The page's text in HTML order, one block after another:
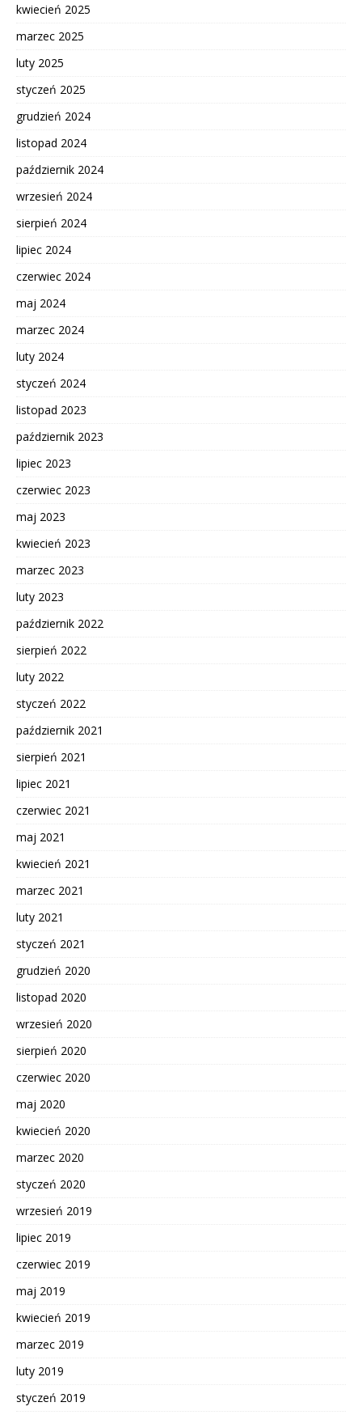
kwiecień 2025
marzec 2025
luty 2025
styczeń 2025
grudzień 2024
listopad 2024
październik 2024
wrzesień 2024
sierpień 2024
lipiec 2024
czerwiec 2024
maj 2024
marzec 2024
luty 2024
styczeń 2024
listopad 2023
październik 2023
lipiec 2023
czerwiec 2023
maj 2023
kwiecień 2023
marzec 2023
luty 2023
październik 2022
sierpień 2022
luty 2022
styczeń 2022
październik 2021
sierpień 2021
lipiec 2021
czerwiec 2021
maj 2021
kwiecień 2021
marzec 2021
luty 2021
styczeń 2021
grudzień 2020
listopad 2020
wrzesień 2020
sierpień 2020
czerwiec 2020
maj 2020
kwiecień 2020
marzec 2020
styczeń 2020
wrzesień 2019
lipiec 2019
czerwiec 2019
maj 2019
kwiecień 2019
marzec 2019
luty 2019
styczeń 2019